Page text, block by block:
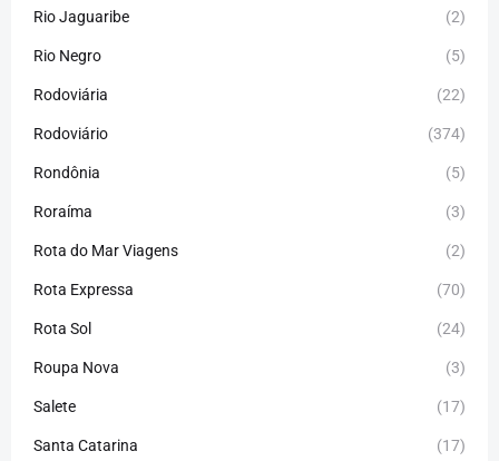
Rio Jaguaribe (2)
Rio Negro (5)
Rodoviária (22)
Rodoviário (374)
Rondônia (5)
Roraíma (3)
Rota do Mar Viagens (2)
Rota Expressa (70)
Rota Sol (24)
Roupa Nova (3)
Salete (17)
Santa Catarina (17)